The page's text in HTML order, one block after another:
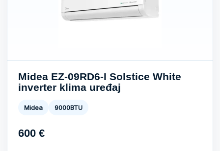
Midea EZ-09RD6-I Solstice White
inverter klima uređaj
Midea 9000BTU
600 €